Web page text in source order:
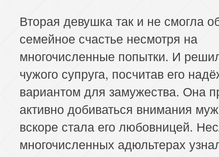
Вторая девушка так и не смогла
семейное счастье несмотря на
многочисленные попытки. И
чужого супруга, посчитав его
вариантом для замужества. Она
активно добиваться внимания
вскоре стала его любовницей.
многочисленных адюльтерах